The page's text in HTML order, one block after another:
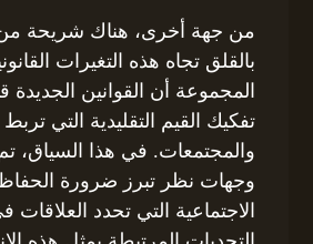
من جهة أخرى، هناك شريحة من
بالقلق تجاه هذه التغيرات
المجموعة أن القوانين الجديدة
تفكيك القيم التقليدية التي تربط
والمجتمعات. في هذا السياق،
وجهات نظر تبرز ضرورة
الاجتماعية التي تحدد